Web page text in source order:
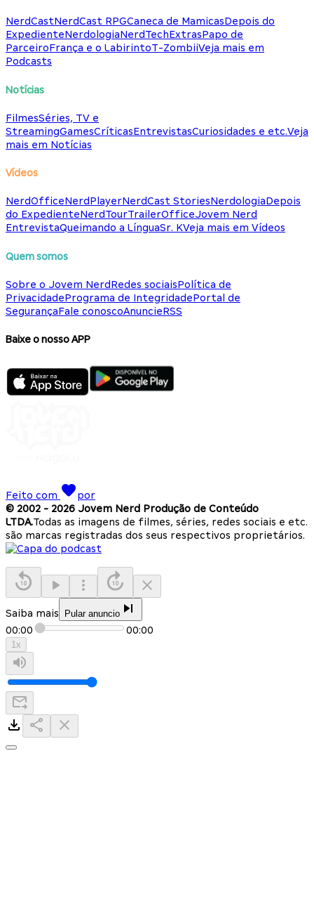
NerdCastNerdCast RPGCaneca de MamicasDepois do
ExpedienteNerdologiaNerdTechExtrasPapo de
ParceiroFrança e o LabirintoT-ZombiiVeja mais em
Podcasts
Notícias
FilmesSéries, TV e
StreamingGamesCríticasEntrevistasCuriosidades e etc.Veja
mais em Notícias
Vídeos
NerdOfficeNerdPlayerNerdCast StoriesNerdologiaDepois
do ExpedienteNerdTourTrailerOfficeJovem Nerd
EntrevistaQueimando a LínguaSr. KVeja mais em Vídeos
Quem somos
Sobre o Jovem NerdRedes sociaisPolítica de
PrivacidadePrograma de IntegridadePortal de
SegurançaFale conoscoAnuncieRSS
Baixe o nosso APP
Feito com
por
© 2002 - 2026 Jovem Nerd Produção de Conteúdo
LTDA.Todas as imagens de filmes, séries, redes sociais e etc.
são marcas registradas dos seus respectivos proprietários.
Saiba mais Pular anuncio
00:00 00:00
1x